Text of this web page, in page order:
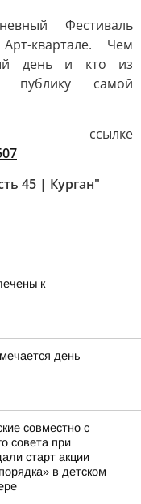
Фестиваль
квартале. Чем
день и кто из
публику самой
ссылке
45 | Курган"
к
день
совместно с
совета при
старт акции
в детском